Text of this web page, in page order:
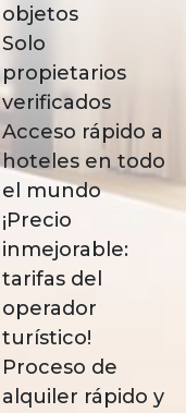
objetos
Solo
propietarios
verificados
Acceso rápido a
hoteles en todo
el mundo
¡Precio
inmejorable:
tarifas del
operador
turístico!
Proceso de
alquiler rápido y